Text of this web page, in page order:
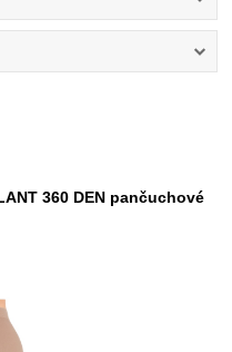
360 DEN pančuchové